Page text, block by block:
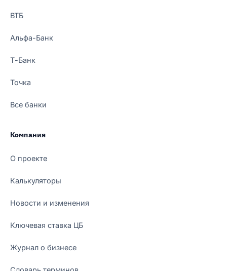
ВТБ
Альфа-Банк
Т-Банк
Точка
Все банки
Компания
О проекте
Калькуляторы
Новости и изменения
Ключевая ставка ЦБ
Журнал о бизнесе